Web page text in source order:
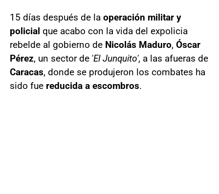
15 días después de la operación militar y
policial que acabo con la vida del expolicia
rebelde al gobierno de Nicolás Maduro, Óscar
Pérez, un sector de 'El Junquito', a las afueras de
Caracas, donde se produjeron los combates ha
sido fue reducida a escombros.